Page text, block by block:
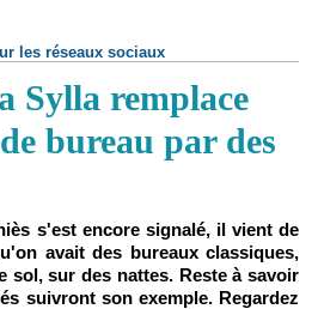
les réseaux sociaux
Sylla remplace
bureau par des
s'est encore signalé, il vient de
avait des bureaux classiques,
sol, sur des nattes. Reste à savoir
suivront son exemple. Regardez